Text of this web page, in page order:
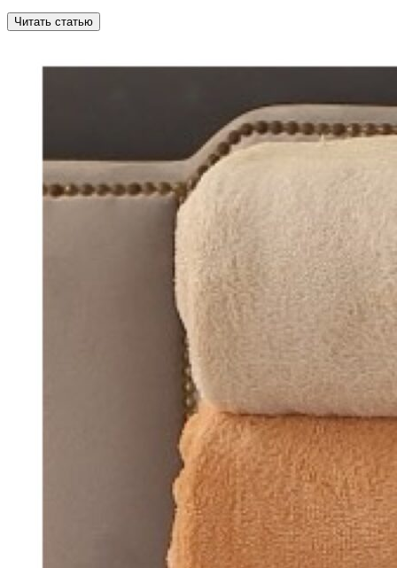
Читать статью